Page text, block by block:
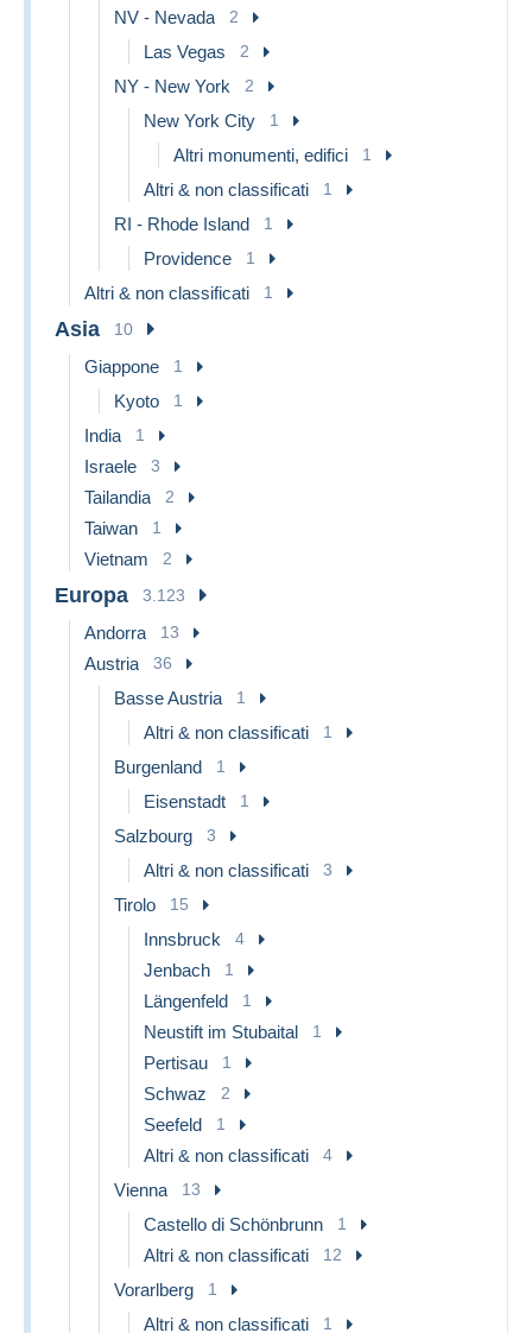
NV - Nevada 2
Las Vegas 2
NY - New York 2
New York City 1
Altri monumenti, edifici 1
Altri & non classificati 1
RI - Rhode Island 1
Providence 1
Altri & non classificati 1
Asia 10
Giappone 1
Kyoto 1
India 1
Israele 3
Tailandia 2
Taiwan 1
Vietnam 2
Europa 3.123
Andorra 13
Austria 36
Basse Austria 1
Altri & non classificati 1
Burgenland 1
Eisenstadt 1
Salzbourg 3
Altri & non classificati 3
Tirolo 15
Innsbruck 4
Jenbach 1
Längenfeld 1
Neustift im Stubaital 1
Pertisau 1
Schwaz 2
Seefeld 1
Altri & non classificati 4
Vienna 13
Castello di Schönbrunn 1
Altri & non classificati 12
Vorarlberg 1
Altri & non classificati 1